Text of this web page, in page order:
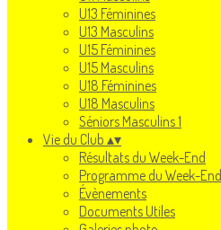
U13 Féminines
U13 Masculins
U15 Féminines
U15 Masculins
U18 Féminines
U18 Masculins
Séniors Masculins 1
Vie du Club ▴▾
Résultats du Week-End
Programme du Week-End
Évènements
Documents Utiles